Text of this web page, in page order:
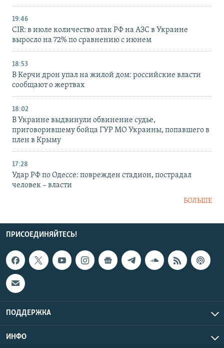
19:46
CIR: в июле количество атак РФ на АЗС в Украине
выросло на 72% по сравнению с июнем
18:53
В Керчи дрон упал на жилой дом: российские власти
сообщают о жертвах
18:02
В Украине выдвинули обвинение судье,
приговорившему бойца ГУР МО Украины, попавшего в
плен в Крыму
17:28
Удар РФ по Одессе: поврежден стадион, пострадал
человек – власти
БОЛЬШЕ
ПРИСОЕДИНЯЙТЕСЬ!
ПОДДЕРЖКА
ИНФО